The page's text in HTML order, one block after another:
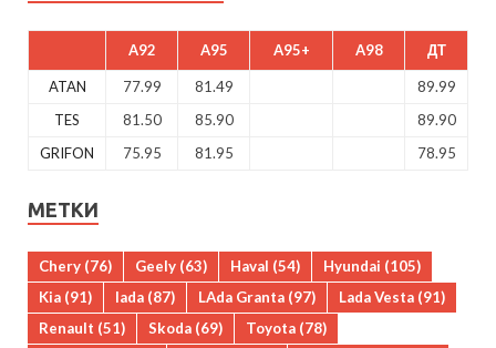
A92 A95 A95+ A98 ДТ
ATAN 77.99 81.49
89.99
TES
81.50 85.90
89.90
GRIFON
75.95 81.95 78.95
МЕТКИ
Chery (76) Geely (63) Haval (54) Hyundai (105)
Kia (91) lada (87) LAda Granta (97) Lada Vesta (91)
Renault (51) Skoda (69) Toyota (78)